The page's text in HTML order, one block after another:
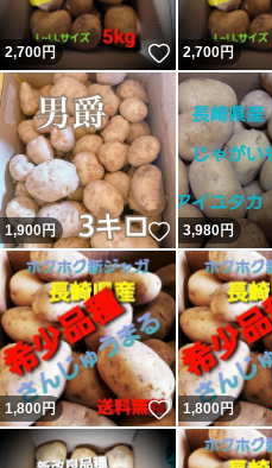
2,700円 いいね！
2,700円
1,900円 いいね！
3,980円
1,800 円 いいね！
1,800 円